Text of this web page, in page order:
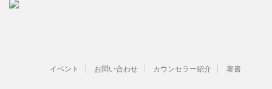
イベント お問い合わせ カウンセラー紹介 著書